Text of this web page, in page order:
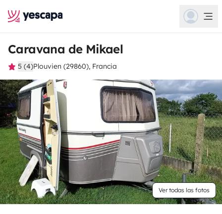
Caravana de Mikael
5 (4)Plouvien (29860), Francia
Ver todas las fotos